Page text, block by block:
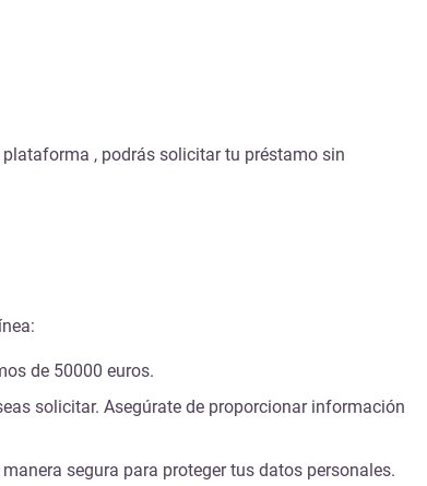
, podrás solicitar tu préstamo sin
de 50000 euros.
solicitar. Asegúrate de proporcionar información
segura para proteger tus datos personales.